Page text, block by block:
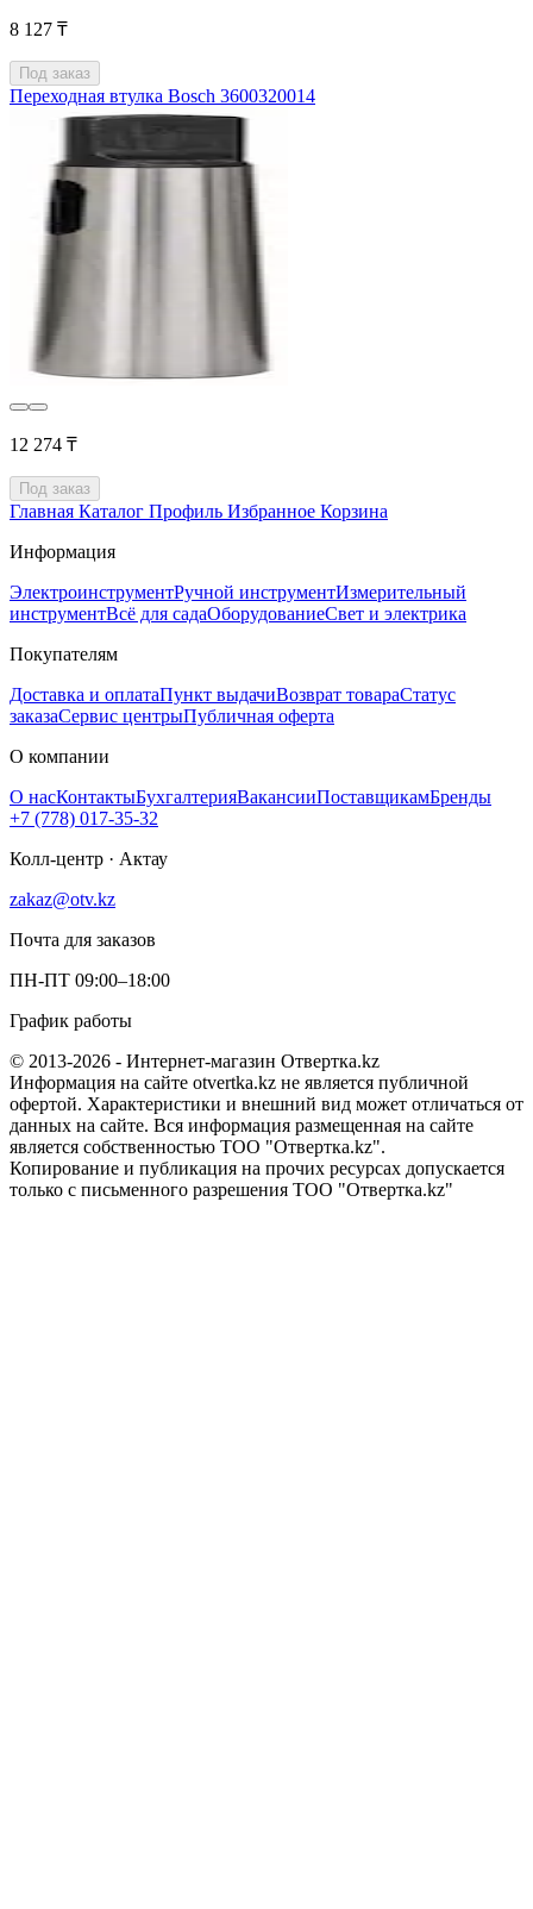
8 127 ₸
Под заказ
Переходная втулка Bosch 3600320014
12 274 ₸
Под заказ
Главная Каталог Профиль Избранное Корзина
Информация
ЭлектроинструментРучной инструментИзмерительный
инструментВсё для садаОборудованиеСвет и электрика
Покупателям
Доставка и оплатаПункт выдачиВозврат товараСтатус
заказаСервис центрыПубличная оферта
О компании
О насКонтактыБухгалтерияВакансииПоставщикамБренды
+7 (778) 017-35-32
Колл-центр · Актау
zakaz@otv.kz
Почта для заказов
ПН-ПТ 09:00–18:00
График работы
© 2013-2026 - Интернет-магазин Отвертка.kz
Информация на сайте otvertka.kz не является публичной
офертой. Характеристики и внешний вид может отличаться от
данных на сайте. Вся информация размещенная на сайте
является собственностью ТОО "Отвертка.kz".
Копирование и публикация на прочих ресурсах допускается
только с письменного разрешения ТОО "Отвертка.kz"